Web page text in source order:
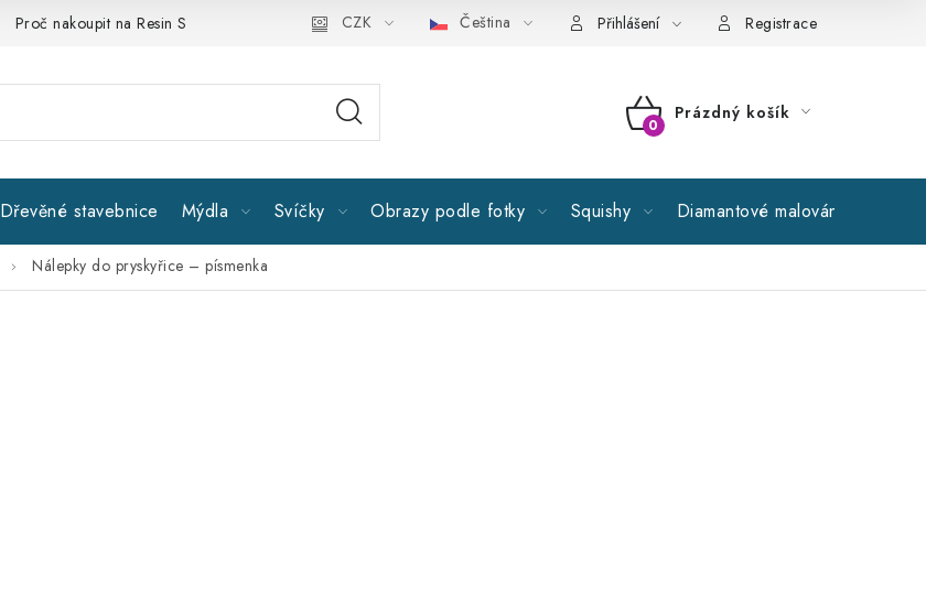
Proč nakoupit na Resin Studiu Sledujte nás Všeobecné obchodní podmínky GDPR Reklamační řád
CZK Čeština Přihlášení Registrace
NÁKUPNÍ
Prázdný košík
Dřevěné stavebnice Mýdla Svíčky Obrazy podle fotky Squishy Diamantové malování
Nálepky do pryskyřice – písmenka